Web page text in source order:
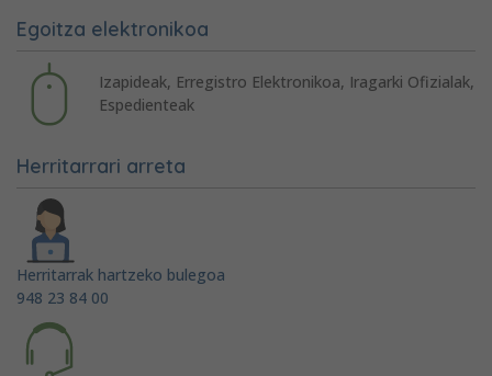
Egoitza elektronikoa
Izapideak, Erregistro Elektronikoa, Iragarki Ofizialak,
Espedienteak
Herritarrari arreta
Herritarrak hartzeko bulegoa
948 23 84 00